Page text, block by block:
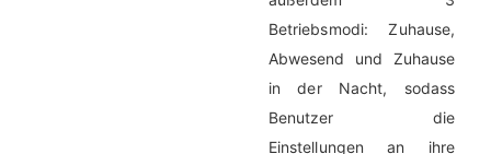
Betriebsmodi: Zuhause,
Abwesend und Zuhause
in der Nacht, sodass
Benutzer die
Einstellungen an ihre